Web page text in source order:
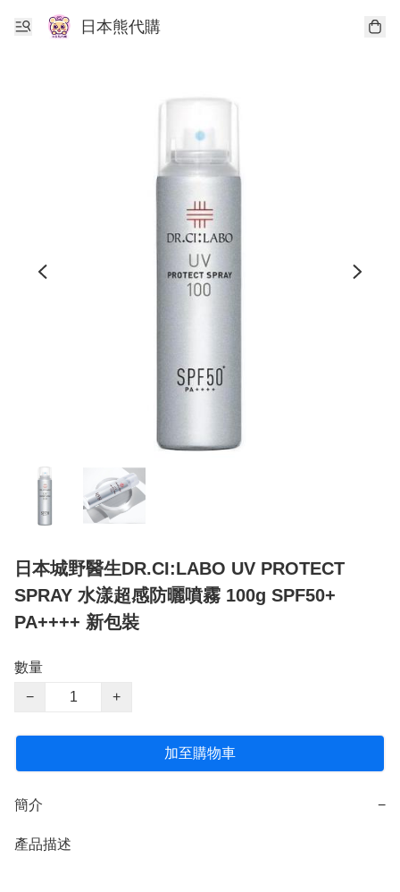
日本熊代購
日本城野醫生DR.CI:LABO UV PROTECT
SPRAY 水漾超感防曬噴霧 100g SPF50+
PA++++ 新包裝
數量
−
+
加至購物車
簡介 −
產品描述